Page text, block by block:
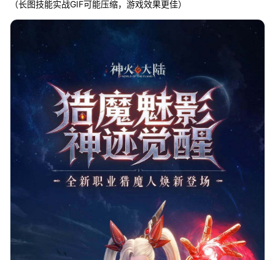
（长图技能实战GIF可能压缩，游戏效果更佳）